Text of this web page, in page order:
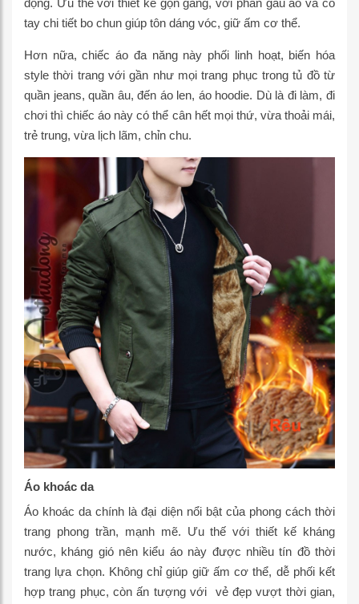
động. Ưu thế với thiết kế gọn gàng, với phần gấu áo và cổ
tay chi tiết bo chun giúp tôn dáng vóc, giữ ấm cơ thể.
Hơn nữa, chiếc áo đa năng này phối linh hoạt, biến hóa
style thời trang với gần như mọi trang phục trong tủ đồ từ
quần jeans, quần âu, đến áo len, áo hoodie. Dù là đi làm, đi
chơi thì chiếc áo này có thể cân hết mọi thứ, vừa thoải mái,
trẻ trung, vừa lịch lãm, chỉn chu.
Áo khoác da
Áo khoác da chính là đại diện nổi bật của phong cách thời
trang phong trần, mạnh mẽ. Ưu thế với thiết kế kháng
nước, kháng gió nên kiểu áo này được nhiều tín đồ thời
trang lựa chọn. Không chỉ giúp giữ ấm cơ thể, dễ phối kết
hợp trang phục, còn ấn tượng với vẻ đẹp vượt thời gian,